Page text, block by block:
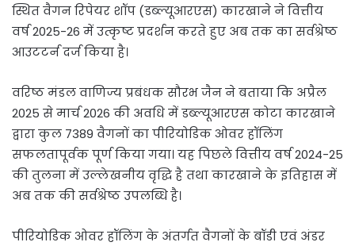
स्थित वैगन रिपेयर शॉप (डब्ल्यूआरएस) कारखाने ने वित्तीय
वर्ष 2025-26 में उत्कृष्ट प्रदर्शन करते हुए अब तक का सर्वश्रेष्ठ
आउटटर्न दर्ज किया है।
वरिष्ठ मंडल वाणिज्य प्रबंधक सौरभ जैन ने बताया कि अप्रैल
2025 से मार्च 2026 की अवधि में डब्ल्यूआरएस कोटा कारखाने
द्वारा कुल 7389 वैगनों का पीरियोडिक ओवर हॉलिंग
सफलतापूर्वक पूर्ण किया गया। यह पिछले वित्तीय वर्ष 2024-25
की तुलना में उल्लेखनीय वृद्धि है तथा कारखाने के इतिहास में
अब तक की सर्वश्रेष्ठ उपलब्धि है।
पीरियोडिक ओवर हॉलिंग के अंतर्गत वैगनों के बॉडी एवं अंडर